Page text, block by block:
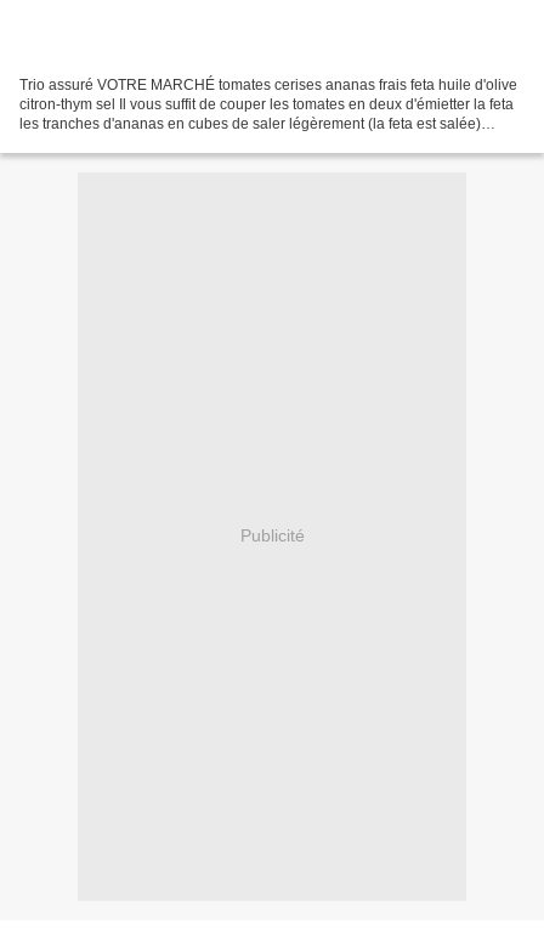
Trio assuré VOTRE MARCHÉ tomates cerises ananas frais feta huile d'olive
citron-thym sel Il vous suffit de couper les tomates en deux d'émietter la feta
les tranches d'ananas en cubes de saler légèrement (la feta est salée)
Publicité